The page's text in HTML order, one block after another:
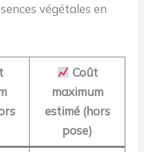
végétales en
Coût
maximum
estimé (hors
pose)